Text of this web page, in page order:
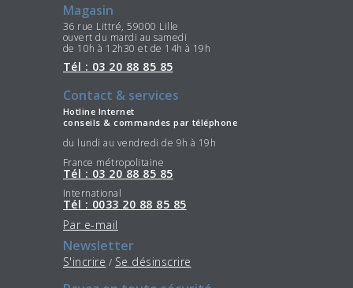
Magasin
36 rue Littré, 59000 Lille
ouvert du mardi au samedi
de 10h à 12h30 et de 14h à 19h
Tél : 03 20 88 85 85
Contact & services
Hotline Internet
conseils & commandes par téléphone
du lundi au vendredi de 9h à 19h
France métropolitaine
Tél : 03 20 88 85 85
International
Tél : 0033 20 88 85 85
Par e-mail
Newsletter
S'incrire / Se désinscrire